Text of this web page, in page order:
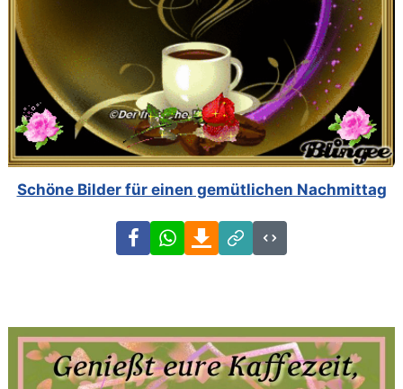
Schöne Bilder für einen gemütlichen Nachmittag
FacebookWhatsAppDownload
Link
Code